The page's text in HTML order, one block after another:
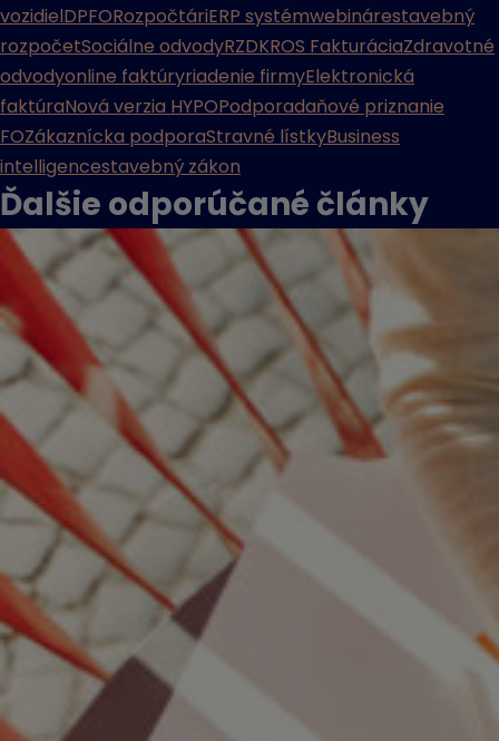
vozidielDPFORozpočtáriERP systémwebinárestavebný
rozpočetSociálne odvodyRZDKROS FakturáciaZdravotné
odvodyonline faktúryriadenie firmyElektronická
faktúraNová verzia HYPOPodporadaňové priznanie
FOZákaznícka podporaStravné lístkyBusiness
intelligencestavebný zákon
Ďalšie odporúčané články